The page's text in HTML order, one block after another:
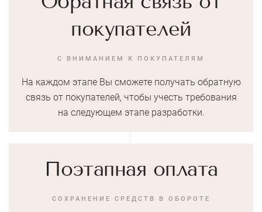
покупателей
С ВНИМАНИЕМ К ПОКУПАТЕЛЯМ
На каждом этапе Вы сможете получать обратную
связь от покупателей, чтобы учесть требования
на следующем этапе разработки.
Поэтапная оплата
СОХРАНЕНИЕ СРЕДСТВ В ОБОРОТЕ